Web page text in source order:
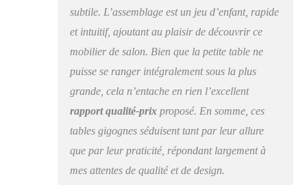
et la lumière réfléchie
elles peuvent rester
propres même après
une utilisation à long
terme UTILISATION
LIBRE - Les deux
grandes et petites
disposées côte à côte
au centre du salon ou
séparées de différentes
subtile. L’assemblage est un jeu d’enfant, rapide
et intuitif, ajoutant au plaisir de découvrir ce
mobilier de salon. Bien que la petite table ne
puisse se ranger intégralement sous la plus
grande, cela n’entache en rien l’excellent
rapport qualité-prixproposé. En somme, ces
tables gigognes séduisent tant par leur allure
que par leur praticité, répondant largement à
mes attentes de qualité et de design.